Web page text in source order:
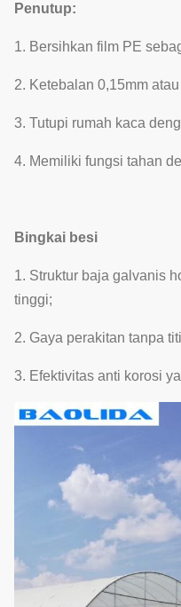
Penutup:
1. Bersihkan film PE
2. Ketebalan 0,15mm
3. Tutupi rumah kaca
4. Memiliki fungsi tahan
Bingkai besi
1. Struktur baja galvanis
tinggi;
2. Gaya perakitan tanpa
3. Efektivitas anti korosi